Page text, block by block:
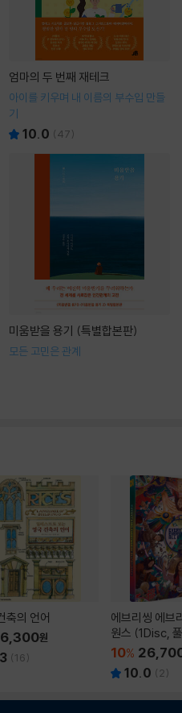
엄마의 두 번째 재테크
아이를 키우며 내 이름의 부수입 만들
기
10.0 (47)
미움받을 용기 (특별합본판)
모든 고민은 관계
축의 언어
6,300원
(16)
에브리씽 에브
원스 (1Disc,
판) : 블루레이
10%
10.0 ( 2)